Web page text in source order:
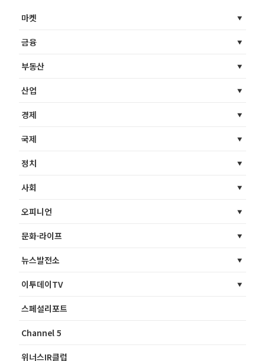
마켓
금융
부동산
산업
경제
국제
정치
사회
오피니언
문화·라이프
뉴스발전소
이투데이TV
스페셜리포트
Channel 5
위너스IR클럽